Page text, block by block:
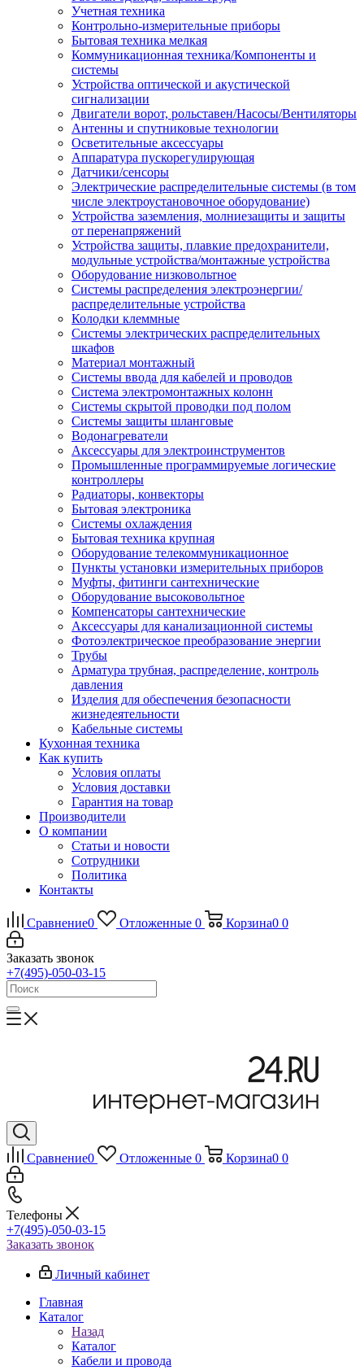
Учетная техника
Контрольно-измерительные приборы
Бытовая техника мелкая
Коммуникационная техника/Компоненты и
системы
Устройства оптической и акустической
сигнализации
Двигатели ворот, рольставен/Насосы/Вентиляторы
Антенны и спутниковые технологии
Осветительные аксессуары
Аппаратура пускорегулирующая
Датчики/сенсоры
Электрические распределительные системы (в том
числе электроустановочное оборудование)
Устройства заземления, молниезащиты и защиты
от перенапряжений
Устройства защиты, плавкие предохранители,
модульные устройства/монтажные устройства
Оборудование низковольтное
Системы распределения электроэнергии/
распределительные устройства
Колодки клеммные
Системы электрических распределительных
шкафов
Материал монтажный
Системы ввода для кабелей и проводов
Система электромонтажных колонн
Системы скрытой проводки под полом
Системы защиты шланговые
Водонагреватели
Аксессуары для электроинструментов
Промышленные программируемые логические
контроллеры
Радиаторы, конвекторы
Бытовая электроника
Системы охлаждения
Бытовая техника крупная
Оборудование телекоммуникационное
Пункты установки измерительных приборов
Муфты, фитинги сантехнические
Оборудование высоковольтное
Компенсаторы сантехнические
Аксессуары для канализационной системы
Фотоэлектрическое преобразование энергии
Трубы
Арматура трубная, распределение, контроль
давления
Изделия для обеспечения безопасности
жизнедеятельности
Кабельные системы
Кухонная техника
Как купить
Условия оплаты
Условия доставки
Гарантия на товар
Производители
О компании
Статьи и новости
Сотрудники
Политика
Контакты
Сравнение0 Отложенные 0 Корзина0 0
Заказать звонок
+7(495)-050-03-15
Сравнение0 Отложенные 0 Корзина0 0
Телефоны
+7(495)-050-03-15
Заказать звонок
Личный кабинет
Главная
Каталог
Назад
Каталог
Кабели и провода